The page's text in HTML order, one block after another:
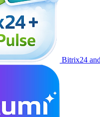
Bitrix24